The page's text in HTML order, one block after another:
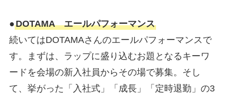
●DOTAMA エールパフォーマンス
続いてはDOTAMAさんのエールパフォーマンスで
す。まずは、ラップに盛り込むお題となるキーワ
ードを会場の新入社員からその場で募集。そし
て、挙がった「入社式」「成長」「定時退勤」の3